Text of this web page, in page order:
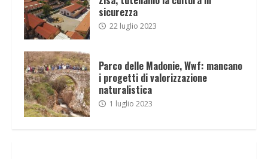
sicurezza
22 luglio 2023
Parco delle Madonie, Wwf: mancano
i progetti di valorizzazione
naturalistica
1 luglio 2023